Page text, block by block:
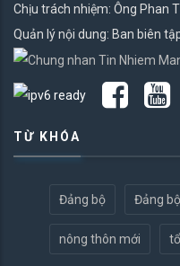
Chịu trách nhiệm: Ông Phan
Quản lý nội dung: Ban biên
TỪ KHÓA
Đảng bộ Đảng bộ
nông thôn mới